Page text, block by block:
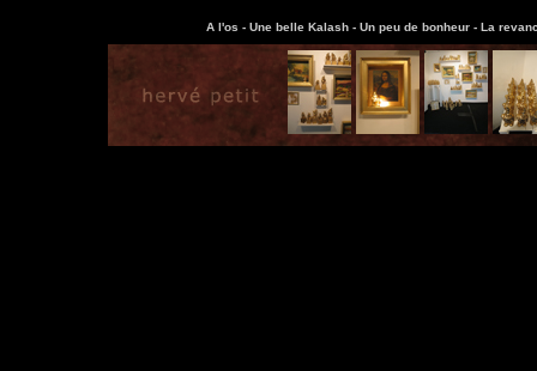
A l'os - Une belle Kalash - Un peu de bonheur - La